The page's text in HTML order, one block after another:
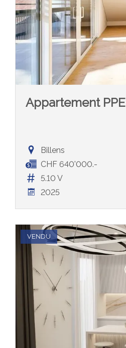
Appartement PPE
Billens
CHF 640'000.-
5.10 V
2025
VENDU